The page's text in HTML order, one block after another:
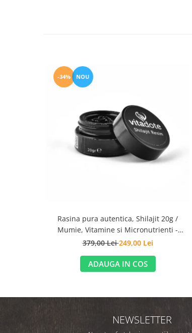
-34% NOU
Rasina pura autentica, Shilajit 20g /
Mumie, Vitamine si Micronutrienti -
Vitadote
379,00 Lei249,00 Lei
ADAUGA IN COS
NEWSLETTER